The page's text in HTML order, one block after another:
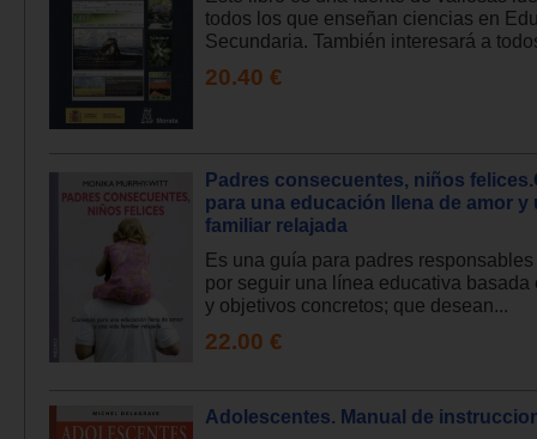
todos los que enseñan ciencias en
Secundaria. También interesará a
20.40 €
Padres consecuentes, niños
para una educación llena de amor y
familiar relajada
Es una guía para padres
por seguir una línea educativa basada
y objetivos concretos; que desean...
22.00 €
Adolescentes. Manual de